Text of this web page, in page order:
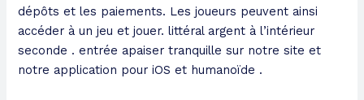
dépôts et les paiements. Les joueurs peuvent ainsi
accéder à un jeu et jouer. littéral argent à l’intérieur
seconde . entrée apaiser tranquille sur notre site et
notre application pour iOS et humanoïde .